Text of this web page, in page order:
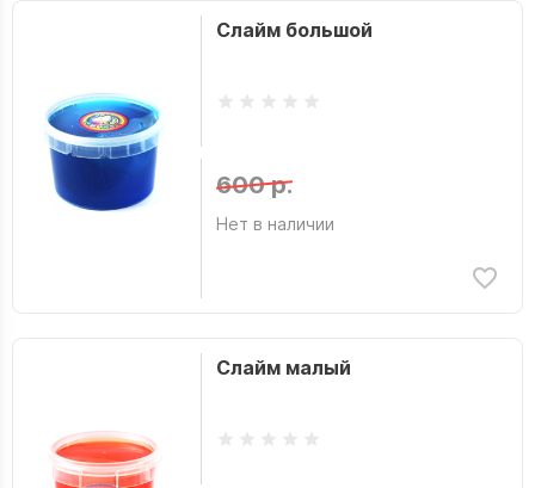
Слайм большой
600 р.
Нет в наличии
Слайм малый